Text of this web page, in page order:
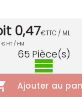
0,47€TTC / ML
€ HT / HM
65 Pièce(s)
Ajouter au